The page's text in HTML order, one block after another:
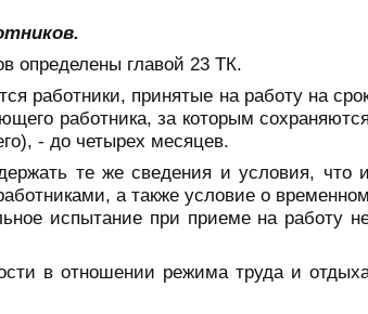
определены главой 23 ТК.
работники, принятые на работу на
работника, за которым сохраняются
- до четырех месяцев.
те же сведения и условия, что и
а также условие о временном
испытание при приеме на работу
в отношении режима труда и